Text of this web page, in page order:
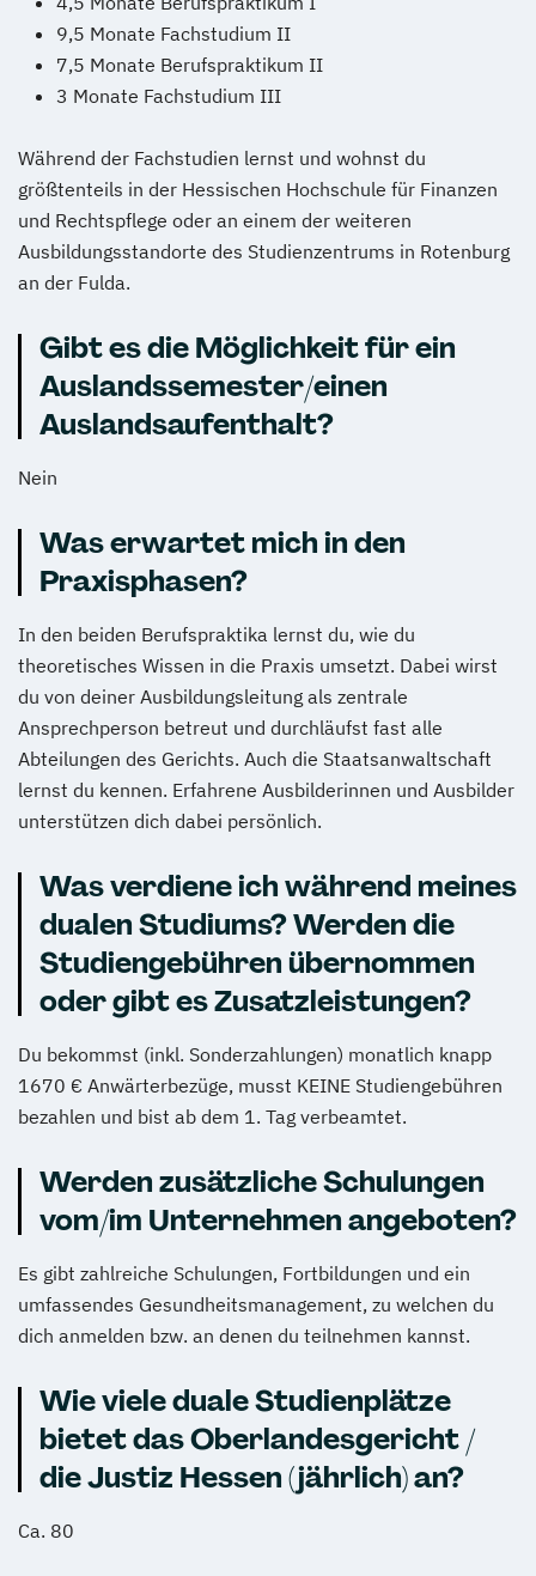
9,5 Monate Fachstudium II
7,5 Monate Berufspraktikum II
3 Monate Fachstudium III
Während der Fachstudien lernst und wohnst du
größtenteils in der Hessischen Hochschule für Finanzen
und Rechtspflege oder an einem der weiteren
Ausbildungsstandorte des Studienzentrums in Rotenburg
an der Fulda.
Gibt es die Möglichkeit für ein
Auslandssemester/einen
Auslandsaufenthalt?
Nein
Was erwartet mich in den
Praxisphasen?
In den beiden Berufspraktika lernst du, wie du
theoretisches Wissen in die Praxis umsetzt. Dabei wirst
du von deiner Ausbildungsleitung als zentrale
Ansprechperson betreut und durchläufst fast alle
Abteilungen des Gerichts. Auch die Staatsanwaltschaft
lernst du kennen. Erfahrene Ausbilderinnen und Ausbilder
unterstützen dich dabei persönlich.
Was verdiene ich während meines
dualen Studiums? Werden die
Studiengebühren übernommen
oder gibt es Zusatzleistungen?
Du bekommst (inkl. Sonderzahlungen) monatlich knapp
1670 € Anwärterbezüge, musst KEINE Studiengebühren
bezahlen und bist ab dem 1. Tag verbeamtet.
Werden zusätzliche Schulungen
vom/im Unternehmen angeboten?
Es gibt zahlreiche Schulungen, Fortbildungen und ein
umfassendes Gesundheitsmanagement, zu welchen du
dich anmelden bzw. an denen du teilnehmen kannst.
Wie viele duale Studienplätze
bietet das Oberlandesgericht /
die Justiz Hessen (jährlich) an?
Ca. 80